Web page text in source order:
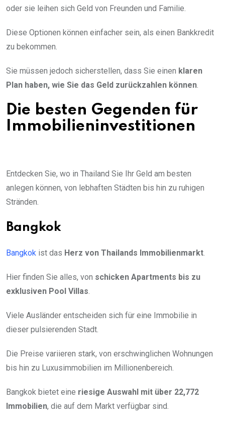
oder sie leihen sich Geld von Freunden und Familie.
Diese Optionen können einfacher sein, als einen Bankkredit
zu bekommen.
Sie müssen jedoch sicherstellen, dass Sie einen klaren
Plan haben, wie Sie das Geld zurückzahlen können.
Die besten Gegenden für
Immobilieninvestitionen
Entdecken Sie, wo in Thailand Sie Ihr Geld am besten
anlegen können, von lebhaften Städten bis hin zu ruhigen
Stränden.
Bangkok
Bangkok ist das Herz von Thailands Immobilienmarkt.
Hier finden Sie alles, von schicken Apartments bis zu
exklusiven Pool Villas.
Viele Ausländer entscheiden sich für eine Immobilie in
dieser pulsierenden Stadt.
Die Preise variieren stark, von erschwinglichen Wohnungen
bis hin zu Luxusimmobilien im Millionenbereich.
Bangkok bietet eine riesige Auswahl mit über 22,772
Immobilien, die auf dem Markt verfügbar sind.